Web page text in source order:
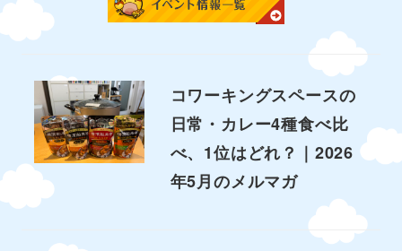
コワーキングスペースの
日常・カレー4種食べ比
べ、1位はどれ？｜2026
年5月のメルマガ